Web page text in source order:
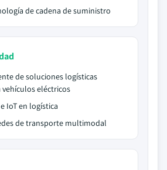
de cadena de suministro
de soluciones logísticas
vehículos eléctricos
IoT en logística
de transporte multimodal